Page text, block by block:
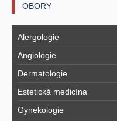
OBORY
Alergologie
Angiologie
Dermatologie
Estetická medicína
Gynekologie